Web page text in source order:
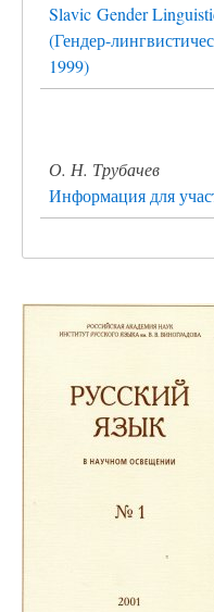
Slavic Gender
(Гендер-
1999)
О. Н. Трубачев
Информация для